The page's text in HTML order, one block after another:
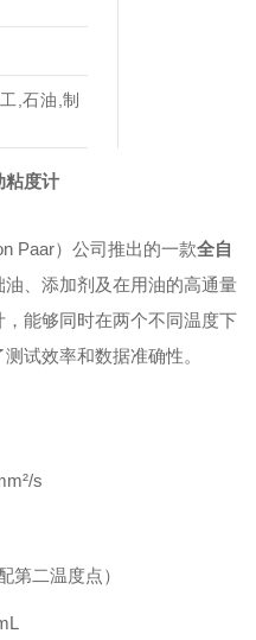
,石油,制
粘度计
Paar）公司推出的一款全自
油、添加剂及在用油的高通量
能够同时在两个不同温度下
试效率和数据准确性。
s
第二温度点）